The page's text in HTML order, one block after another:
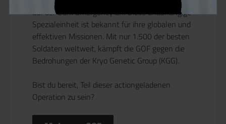
auf der Dark Emergency an! Diese unabhängige
Spezialeinheit ist bekannt für ihre globalen und
effektiven Missionen. Mit nur 1.500 der besten
Soldaten weltweit, kämpft die GOF gegen die
Bedrohungen der Kryo Genetic Group (KGG).
Bist du bereit, Teil dieser actiongeladenen
Operation zu sein?